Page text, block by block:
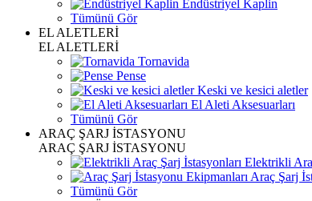
Endüstriyel Kaplin
Tümünü Gör
EL ALETLERİ
EL ALETLERİ
Tornavida
Pense
Keski ve kesici aletler
El Aleti Aksesuarları
Tümünü Gör
ARAÇ ŞARJ İSTASYONU
ARAÇ ŞARJ İSTASYONU
Elektrikli
Araç Şarj
Tümünü Gör